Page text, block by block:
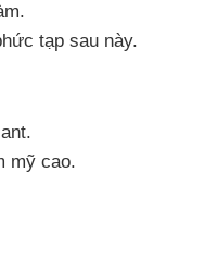
tạp sau này.
mỹ cao.